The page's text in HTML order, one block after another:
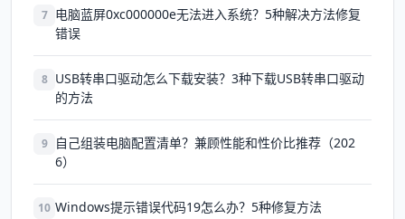
7 电脑蓝屏0xc000000e无法进入系统？5种解决方法修复
错误
8 USB转串口驱动怎么下载安装？3种下载USB转串口驱动
的方法
9
自己组装电脑配置清单？兼顾性能和性价比推荐（202
6）
10 Windows提示错误代码19怎么办？5种修复方法